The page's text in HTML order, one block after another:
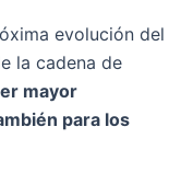
evolución del
la cadena de
mayor
para los